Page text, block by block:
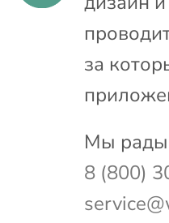
за
Мы рады
8 (800)